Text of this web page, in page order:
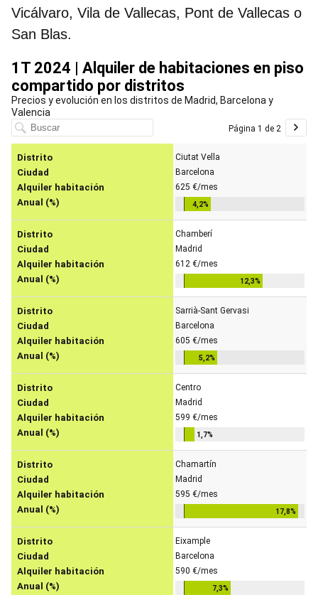
Vicálvaro, Vila de Vallecas, Pont de Vallecas o
San Blas.